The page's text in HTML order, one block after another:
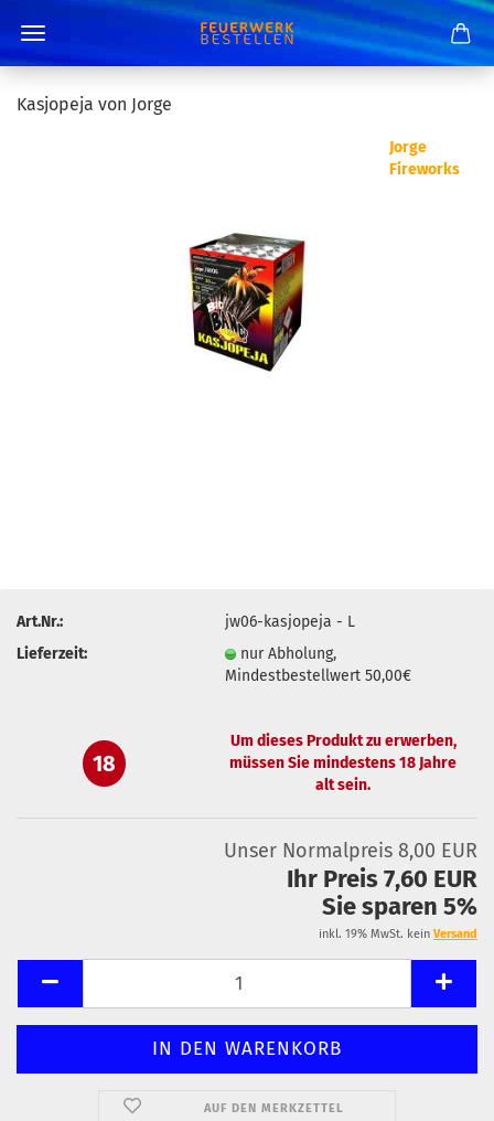
Kasjopeja von Jorge
Jorge
Fireworks
Art.Nr.:
jw06-kasjopeja - L
Lieferzeit:
nur Abholung,
Mindestbestellwert 50,00€
18
Um dieses Produkt zu erwerben,
müssen Sie mindestens 18 Jahre
alt sein.
Unser Normalpreis 8,00 EUR
Ihr Preis 7,60 EUR
Sie sparen 5%
inkl. 19% MwSt. kein Versand
AUF DEN MERKZETTEL